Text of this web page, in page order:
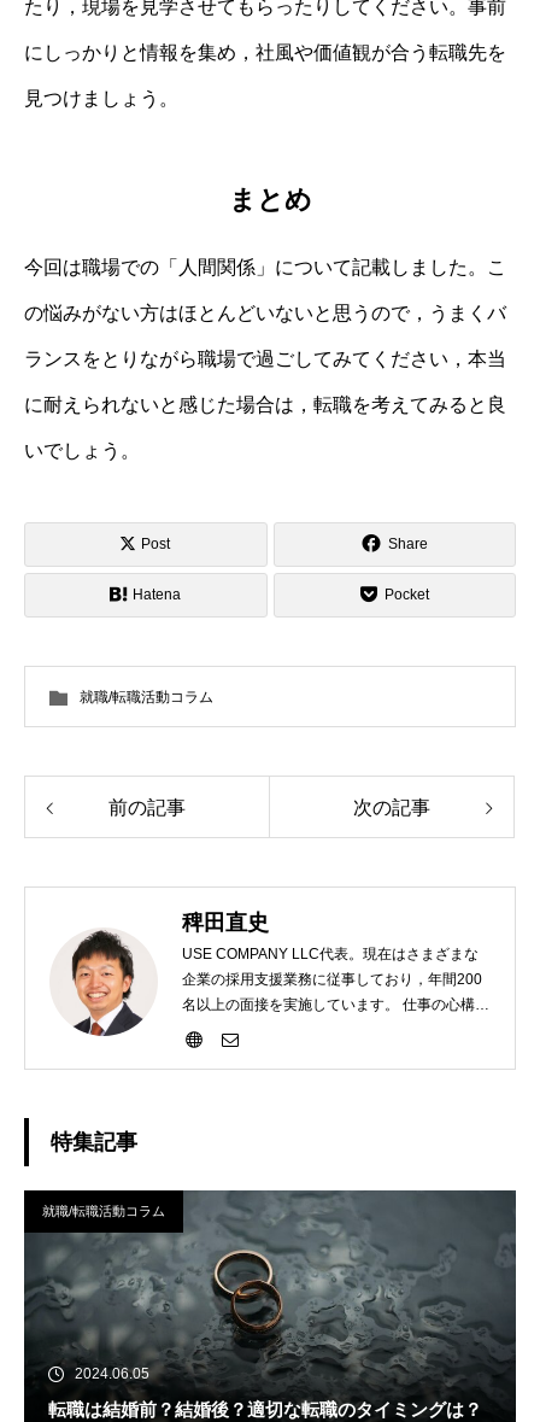
たり，現場を見学させてもらったりしてください。事前
にしっかりと情報を集め，社風や価値観が合う転職先を
見つけましょう。
まとめ
今回は職場での「人間関係」について記載しました。こ
の悩みがない方はほとんどいないと思うので，うまくバ
ランスをとりながら職場で過ごしてみてください，本当
に耐えられないと感じた場合は，転職を考えてみると良
いでしょう。
Post Share
Hatena Pocket
就職/転職活動コラム
前の記事 次の記事
稗田直史
USE COMPANY LLC代表。現在はさまざまな
企業の採用支援業務に従事しており，年間200
名以上の面接を実施しています。 仕事の心構え
として「相手のためになる提案をすること」を
特集記事
就職/転職活動コラム
2024.06.05
転職は結婚前？結婚後？適切な転職のタイミングは？